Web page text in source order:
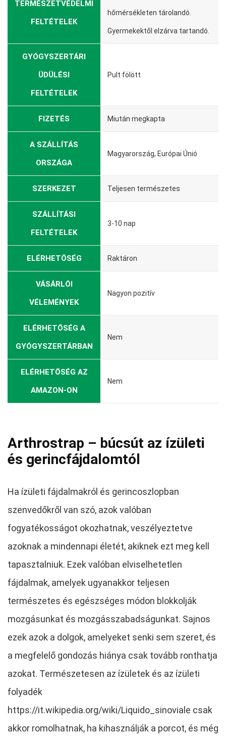
TERMÉSZETVÉDELMI
FELTÉTELEK
hőmérsékleten tárolandó.
Gyermekektől elzárva tartandó.
GYÓGYSZERTÁRI
ÜDÜLÉSI
FELTÉTELEK
Pult fölött
FIZETÉS Miután megkapta
A SZÁLLÍTÁS
ORSZÁGA
Magyarország, Európai Únió
SZERKEZET Teljesen természetes
SZÁLLÍTÁSI
FELTÉTELEK
3-10 nap
ELÉRHETŐSÉG Raktáron
VÁSÁRLÓI
VÉLEMÉNYEK
Nagyon pozitív
ELÉRHETŐSÉG A
GYÓGYSZERTÁRBAN
Nem
ELÉRHETŐSÉG AZ
AMAZON-ON
Nem
Arthrostrap – búcsút az ízületi
és gerincfájdalomtól
Ha ízületi fájdalmakról és gerincoszlopban
szenvedőkről van szó, azok valóban
fogyatékosságot okozhatnak, veszélyeztetve
azoknak a mindennapi életét, akiknek ezt meg kell
tapasztalniuk. Ezek valóban elviselhetetlen
fájdalmak, amelyek ugyanakkor teljesen
természetes és egészséges módon blokkolják
mozgásunkat és mozgásszabadságunkat. Sajnos
ezek azok a dolgok, amelyeket senki sem szeret, és
a megfelelő gondozás hiánya csak tovább ronthatja
azokat. Természetesen az ízületek és az ízületi
folyadék
https://it.wikipedia.org/wiki/Liquido_sinoviale csak
akkor romolhatnak, ha kihasználják a porcot, és még